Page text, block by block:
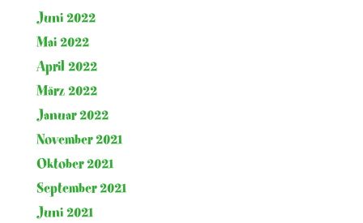
Juni 2022
Mai 2022
April 2022
März 2022
Januar 2022
November 2021
Oktober 2021
September 2021
Juni 2021